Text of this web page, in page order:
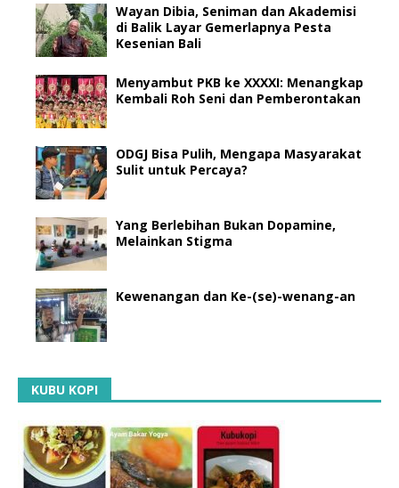
Wayan Dibia, Seniman dan Akademisi
di Balik Layar Gemerlapnya Pesta
Kesenian Bali
Menyambut PKB ke XXXXI: Menangkap
Kembali Roh Seni dan Pemberontakan
ODGJ Bisa Pulih, Mengapa Masyarakat
Sulit untuk Percaya?
Yang Berlebihan Bukan Dopamine,
Melainkan Stigma
Kewenangan dan Ke-(se)-wenang-an
KUBU KOPI